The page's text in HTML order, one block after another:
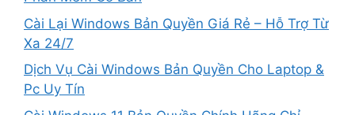
Cài Lại Windows Bản Quyền Giá Rẻ – Hỗ Trợ Từ
Xa 24/7
Dịch Vụ Cài Windows Bản Quyền Cho Laptop &
Pc Uy Tín